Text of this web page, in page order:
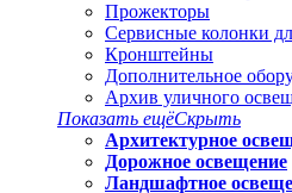
Прожекторы
Сервисные колонки
Кронштейны
Дополнительное
Архив уличного
Показать ещёСкрыть
Архитектурное
Дорожное освещение
Ландшафтное